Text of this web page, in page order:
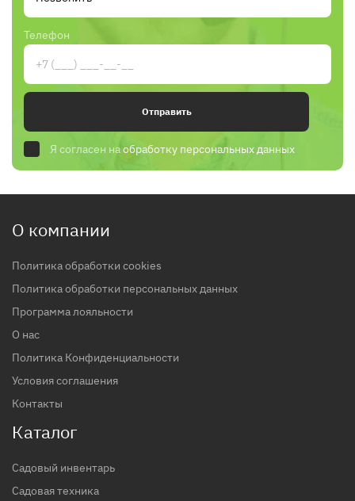
Телефон
Отправить
Я согласен наобработку персональных данных
О компании
Политика обработки cookies
Политика обработки персональных данных
Программа лояльности
О нас
Политика Конфиденциальности
Условия соглашения
Контакты
Каталог
Садовый инвентарь
Садовая техника